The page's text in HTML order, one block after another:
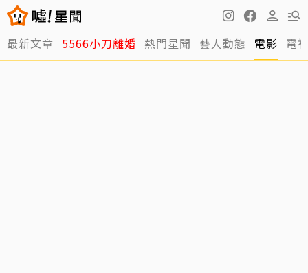
最新文章 5566小刀離婚 熱門星聞 藝人動態 電影 電